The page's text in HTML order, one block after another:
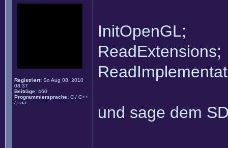
Registriert: So Aug 08, 2010
08:37
Beiträge: 460
Programmiersprache: C / C++
/ Lua
InitOpenGL;
ReadExtensions;
und sage dem